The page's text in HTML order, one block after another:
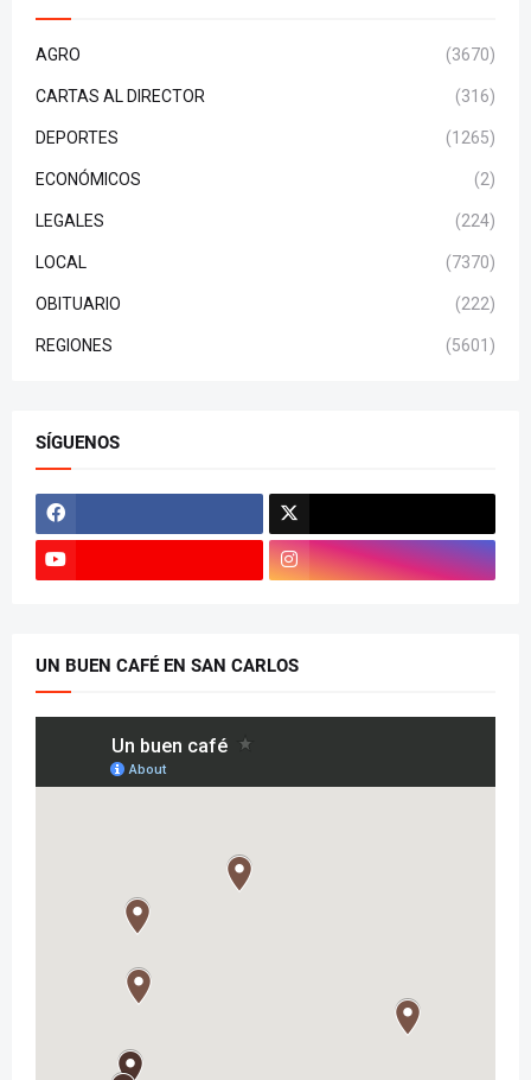
AGRO (3670)
CARTAS AL DIRECTOR (316)
DEPORTES (1265)
ECONÓMICOS (2)
LEGALES (224)
LOCAL (7370)
OBITUARIO (222)
REGIONES (5601)
SÍGUENOS
UN BUEN CAFÉ EN SAN CARLOS